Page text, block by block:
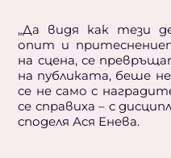
„Да видя как тези
опит и
на сцена, се
на публиката, беше
се не само с
се справиха – с
споделя Ася Енева.